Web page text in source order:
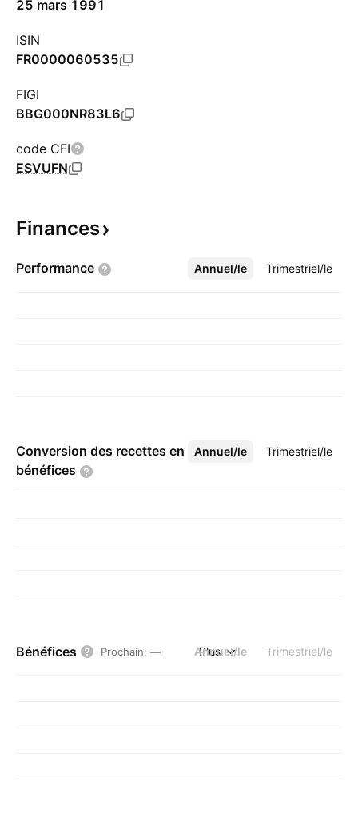
25 mars 1991
ISIN
FR0000060535
FIGI
BBG000NR83L6
code CFI
ESVUFN
Finances
Performance Annuel/le Trimestriel/le
Plus
Conversion des recettes en
bénéfices
Annuel/le Trimestriel/le
Plus
Bénéfices Prochain: — Annuel/le Trimestriel/le
Plus